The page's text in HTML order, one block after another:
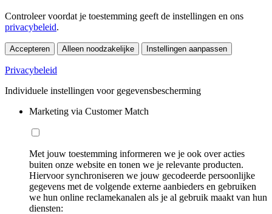
Controleer voordat je toestemming geeft de instellingen en ons
privacybeleid.
Accepteren Alleen noodzakelijke Instellingen aanpassen
Privacybeleid
Individuele instellingen voor gegevensbescherming
Marketing via Customer Match
Met jouw toestemming informeren we je ook over acties
buiten onze website en tonen we je relevante producten.
Hiervoor synchroniseren we jouw gecodeerde persoonlijke
gegevens met de volgende externe aanbieders en gebruiken
we hun online reclamekanalen als je al gebruik maakt van hun
diensten: